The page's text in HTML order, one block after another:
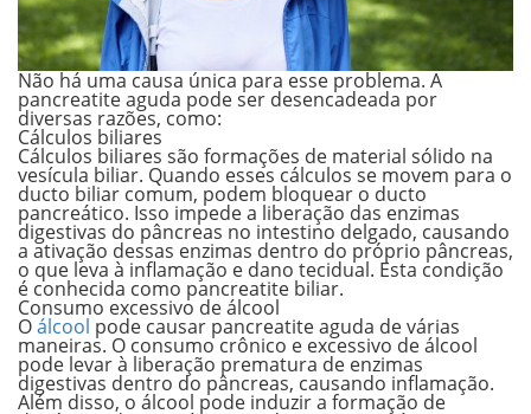
Não há uma causa única para esse problema. A
pancreatite aguda pode ser desencadeada por
diversas razões, como:
Cálculos biliares
Cálculos biliares são formações de material sólido na
vesícula biliar. Quando esses cálculos se movem para o
ducto biliar comum, podem bloquear o ducto
pancreático. Isso impede a liberação das enzimas
digestivas do pâncreas no intestino delgado, causando
a ativação dessas enzimas dentro do próprio pâncreas,
o que leva à inflamação e dano tecidual. Esta condição
é conhecida como pancreatite biliar.
Consumo excessivo de álcool
Oálcool pode causar pancreatite aguda de várias
maneiras. O consumo crônico e excessivo de álcool
pode levar à liberação prematura de enzimas
digestivas dentro do pâncreas, causando inflamação.
Além disso, o álcool pode induzir a formação de